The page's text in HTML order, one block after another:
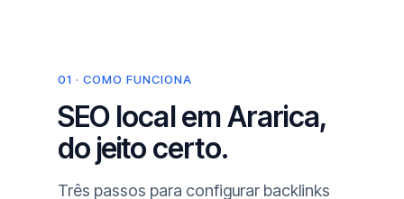
01 · COMO FUNCIONA
SEO local em Ararica,
do jeito certo.
Três passos para configurar backlinks